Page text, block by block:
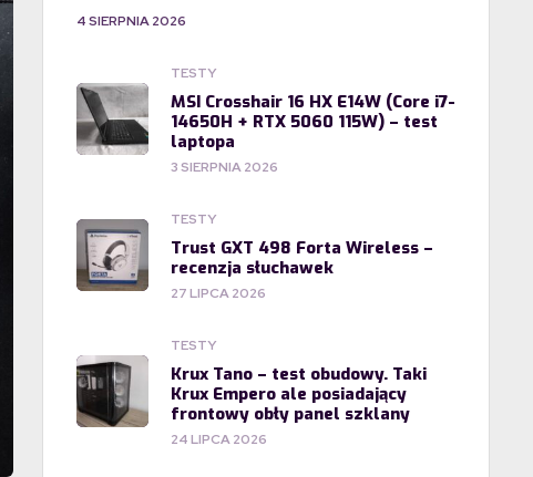
4 SIERPNIA 2026
TESTY
MSI Crosshair 16 HX E14W (Core i7-
14650H + RTX 5060 115W) – test
laptopa
3 SIERPNIA 2026
TESTY
Trust GXT 498 Forta Wireless –
recenzja słuchawek
27 LIPCA 2026
TESTY
Krux Tano – test obudowy. Taki
Krux Empero ale posiadający
frontowy obły panel szklany
24 LIPCA 2026